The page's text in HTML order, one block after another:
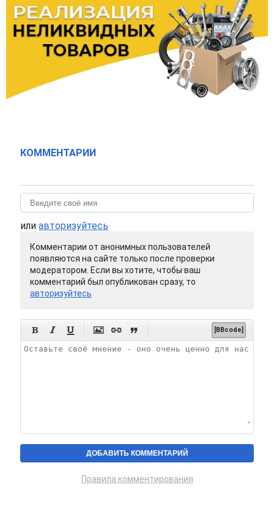
КОММЕНТАРИИ
или авторизуйтесь
Комментарии от анонимных пользователей
появляются на сайте только после проверки
модератором. Если вы хотите, чтобы ваш
комментарий был опубликован сразу, то
авторизуйтесь
      [BBcode]
Правила комментирования